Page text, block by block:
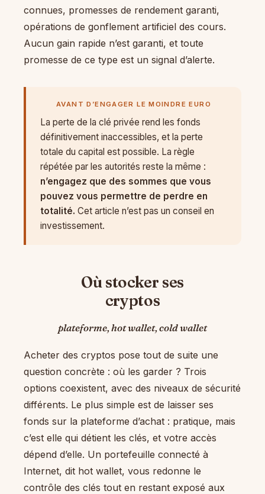
connues, promesses de rendement garanti,
opérations de gonflement artificiel des cours.
Aucun gain rapide n’est garanti, et toute
promesse de ce type est un signal d’alerte.
AVANT D’ENGAGER LE MOINDRE EURO
La perte de la clé privée rend les fonds
définitivement inaccessibles, et la perte
totale du capital est possible. La règle
répétée par les autorités reste la même :
n’engagez que des sommes que vous
pouvez vous permettre de perdre en
totalité. Cet article n’est pas un conseil en
investissement.
Où stocker ses
cryptos
plateforme, hot wallet, cold wallet
Acheter des cryptos pose tout de suite une
question concrète : où les garder ? Trois
options coexistent, avec des niveaux de sécurité
différents. Le plus simple est de laisser ses
fonds sur la plateforme d’achat : pratique, mais
c’est elle qui détient les clés, et votre accès
dépend d’elle. Un portefeuille connecté à
Internet, dit hot wallet, vous redonne le
contrôle des clés tout en restant exposé aux